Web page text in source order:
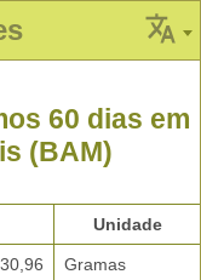
60 dias em
(BAM)
Unidade
Gramas